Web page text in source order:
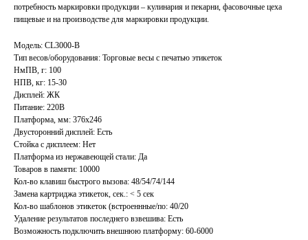
потребность маркировки продукции – кулинария и пекарни, фасовочные цеха
пищевые и на производстве для маркировки продукции.
Модель: CL3000-B
Тип весов/оборудования: Торговые весы с печатью этикеток
НмПВ, г: 100
НПВ, кг: 15-30
Дисплей: ЖК
Питание: 220В
Платформа, мм: 376x246
Двусторонний дисплей: Есть
Стойка с дисплеем: Нет
Платформа из нержавеющей стали: Да
Товаров в памяти: 10000
Кол-во клавиш быстрого вызова: 48/54/74/144
Замена картриджа этикеток, сек.: < 5 сек
Кол-во шаблонов этикеток (встроеннные/по: 40/20
Удаление результатов последнего взвешива: Есть
Возможность подключить внешнюю платформу: 60-6000